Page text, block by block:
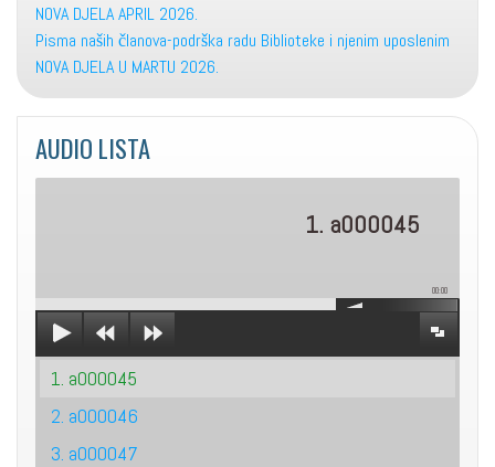
NOVA DJELA APRIL 2026.
Pisma naših članova-podrška radu Biblioteke i njenim uposlenim
NOVA DJELA U MARTU 2026.
AUDIO LISTA
1. a000045
00:00
1. a000045
2. a000046
3. a000047